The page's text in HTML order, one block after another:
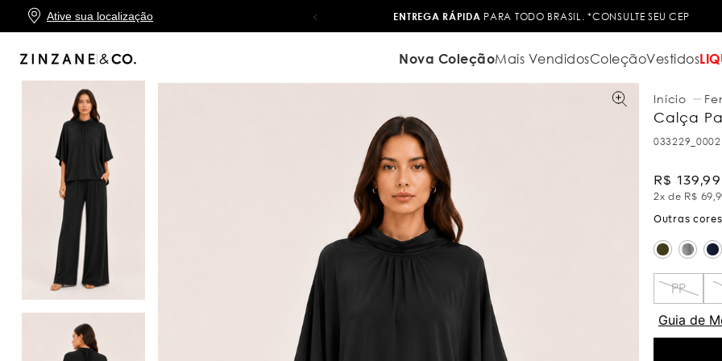
Ative sua localização
6X SEM JUROSNO CARTÃO DE CRÉDITO ENTREGA RÁPIDA PARA TODO BRASIL. *CONSULTE SEU CEP
Nova ColeçãoMais VendidosColeçãoVestidos
Calça
033229_0002
R$ 139,99
2x de R$ 69,
PP
Guia de